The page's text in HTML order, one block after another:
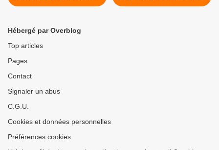
et coopératif
class >
Hébergé par Overblog
Top articles
Pages
Contact
Signaler un abus
C.G.U.
Cookies et données personnelles
Préférences cookies